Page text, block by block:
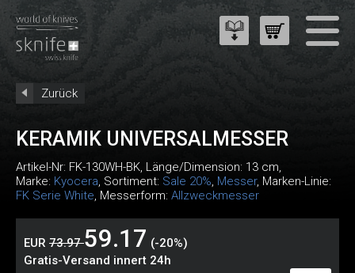
Zurück
KERAMIK UNIVERSALMESSER
Artikel-Nr: FK-130WH-BK, Länge/Dimension: 13 cm,
Marke: Kyocera, Sortiment: Sale 20%, Messer, Marken-Linie:
FK Serie White, Messerform: Allzweckmesser
EUR 73.9759.17 (-20%)
Gratis-Versand innert 24h